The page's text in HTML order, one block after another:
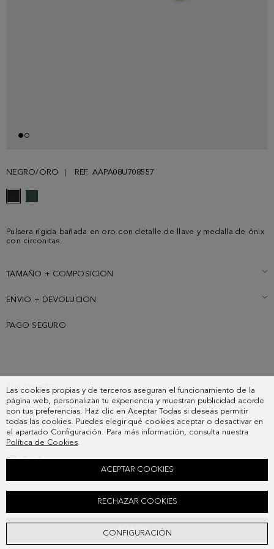
Las cookies propias y de terceros aseguran el funcionamiento de la
página web, personalizan tu experiencia y muestran publicidad acorde
con tus preferencias. Haz clic en Aceptar Todas si deseas permitir
todas las cookies. Puedes elegir qué cookies aceptar o desactivar en
el apartado Configuración. Para más información, consulta nuestra
Política de Cookies.
CONFIGURACIÓN
RECHAZAR COOKIES
ACEPTAR COOKIES
NEGRO/ORO REF. AAPA08U708557
AÑADIR
Pulsera rígida bañada en oro con detalle de llave y medalla de ónix
con circonitas.
TAMAÑO + COMPOSICION
ENVIO + DEVOLUCION
PAGO SEGURO
SUSCRIBETE
PAIS
PREGUNTAS FRECUENTES
MIS PEDIDOS
CONTACTO
LEGAL